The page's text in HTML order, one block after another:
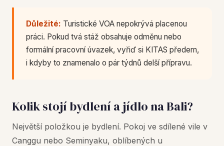
Důležité: Turistické VOA nepokrývá placenou
práci. Pokud tvá stáž obsahuje odměnu nebo
formální pracovní úvazek, vyřiď si KITAS předem,
i kdyby to znamenalo o pár týdnů delší přípravu.
Kolik stojí bydlení a jídlo na Bali?
Největší položkou je bydlení. Pokoj ve sdílené vile v
Canggu nebo Seminyaku, oblíbených u